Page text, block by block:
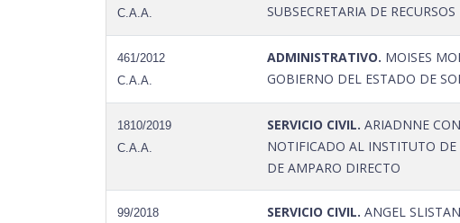
C.A.A.
SUBSECRETARIA DE
461/2012
C.A.A.
ADMINISTRATIVO. MOISES
GOBIERNO DEL ESTADO DE
1810/2019
C.A.A.
SERVICIO CIVIL. ARIADNNE
NOTIFICADO AL INSTITUTO DE
DE AMPARO DIRECTO
99/2018
SERVICIO CIVIL. ANGEL